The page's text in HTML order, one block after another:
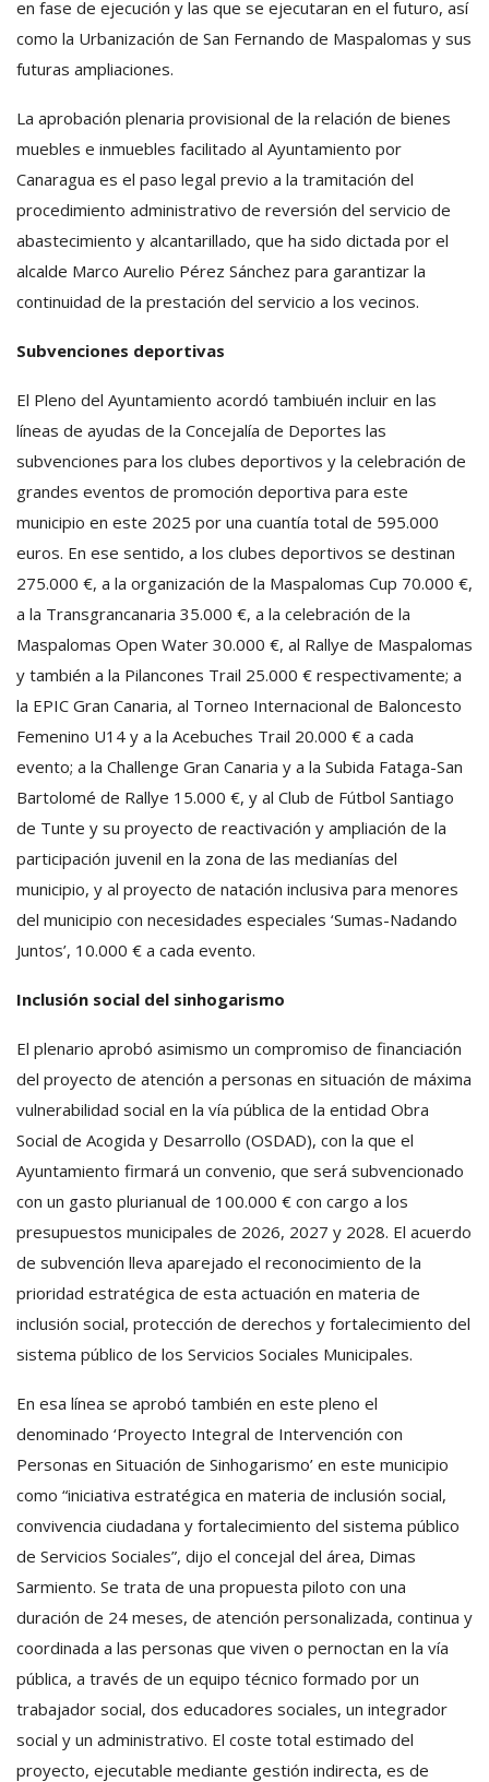
en fase de ejecución y las que se ejecutaran en el futuro, así
como la Urbanización de San Fernando de Maspalomas y sus
futuras ampliaciones.
La aprobación plenaria provisional de la relación de bienes
muebles e inmuebles facilitado al Ayuntamiento por
Canaragua es el paso legal previo a la tramitación del
procedimiento administrativo de reversión del servicio de
abastecimiento y alcantarillado, que ha sido dictada por el
alcalde Marco Aurelio Pérez Sánchez para garantizar la
continuidad de la prestación del servicio a los vecinos.
Subvenciones deportivas
El Pleno del Ayuntamiento acordó tambiuén incluir en las
líneas de ayudas de la Concejalía de Deportes las
subvenciones para los clubes deportivos y la celebración de
grandes eventos de promoción deportiva para este
municipio en este 2025 por una cuantía total de 595.000
euros. En ese sentido, a los clubes deportivos se destinan
275.000 €, a la organización de la Maspalomas Cup 70.000 €,
a la Transgrancanaria 35.000 €, a la celebración de la
Maspalomas Open Water 30.000 €, al Rallye de Maspalomas
y también a la Pilancones Trail 25.000 € respectivamente; a
la EPIC Gran Canaria, al Torneo Internacional de Baloncesto
Femenino U14 y a la Acebuches Trail 20.000 € a cada
evento; a la Challenge Gran Canaria y a la Subida Fataga-San
Bartolomé de Rallye 15.000 €, y al Club de Fútbol Santiago
de Tunte y su proyecto de reactivación y ampliación de la
participación juvenil en la zona de las medianías del
municipio, y al proyecto de natación inclusiva para menores
del municipio con necesidades especiales ‘Sumas-Nadando
Juntos’, 10.000 € a cada evento.
Inclusión social del sinhogarismo
El plenario aprobó asimismo un compromiso de financiación
del proyecto de atención a personas en situación de máxima
vulnerabilidad social en la vía pública de la entidad Obra
Social de Acogida y Desarrollo (OSDAD), con la que el
Ayuntamiento firmará un convenio, que será subvencionado
con un gasto plurianual de 100.000 € con cargo a los
presupuestos municipales de 2026, 2027 y 2028. El acuerdo
de subvención lleva aparejado el reconocimiento de la
prioridad estratégica de esta actuación en materia de
inclusión social, protección de derechos y fortalecimiento del
sistema público de los Servicios Sociales Municipales.
En esa línea se aprobó también en este pleno el
denominado ‘Proyecto Integral de Intervención con
Personas en Situación de Sinhogarismo’ en este municipio
como “iniciativa estratégica en materia de inclusión social,
convivencia ciudadana y fortalecimiento del sistema público
de Servicios Sociales”, dijo el concejal del área, Dimas
Sarmiento. Se trata de una propuesta piloto con una
duración de 24 meses, de atención personalizada, continua y
coordinada a las personas que viven o pernoctan en la vía
pública, a través de un equipo técnico formado por un
trabajador social, dos educadores sociales, un integrador
social y un administrativo. El coste total estimado del
proyecto, ejecutable mediante gestión indirecta, es de